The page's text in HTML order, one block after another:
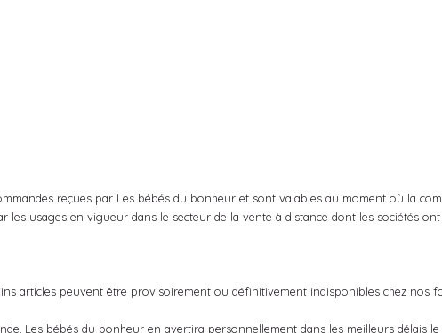
reçues par Les bébés du bonheur et sont valables au moment où la
usages en vigueur dans le secteur de la vente à distance dont les sociétés ont
articles peuvent être provisoirement ou définitivement indisponibles chez
Les bébés du bonheur en avertira personnellement dans les meilleurs délais